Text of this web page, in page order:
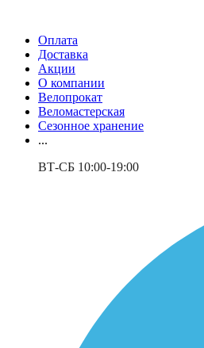
Оплата
Доставка
Акции
О компании
Велопрокат
Веломастерская
Сезонное хранение
...
ВТ-СБ 10:00-19:00